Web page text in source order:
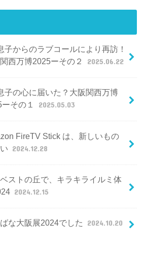
子からのラブコールにより再訪！
西万博2025ーその２
2025.06.22
子の心に届いた？大阪関西万博
その１
2025.05.03
FireTV Stick は、新しいもの
2024.12.28
ストの丘で、キラキライルミ体
2024.12.15
な大阪展2024でした 2024.10.20